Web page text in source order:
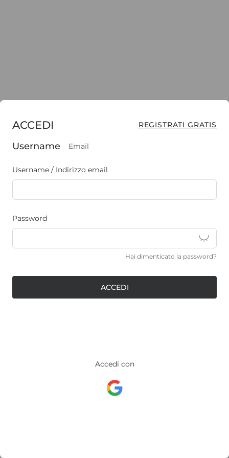
ACCEDI REGISTRATI GRATIS
Username Email
Username / Indirizzo email
Password
Hai dimenticato la password?
ACCEDI
Accedi con